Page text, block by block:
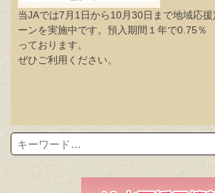
当JAでは7月1日から10月30日まで地域応
ーンを実施中です。預入期間１年で0.75
っております。
ぜひご利用ください。
Search